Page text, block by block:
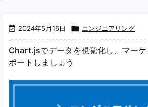
 2024年5月16日  エンジニアリング
Chart.jsでデータを視覚化し、マー
ポートしましょう